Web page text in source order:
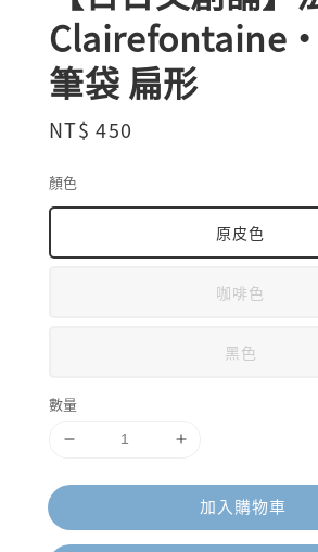
Clairefontaine
筆袋 扁形
Regular
NT$ 450
顏色
原皮色
咖啡色
黑色
數量
加入購物車